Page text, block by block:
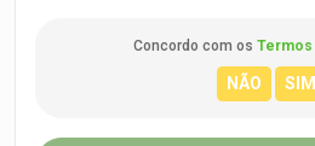
Concordo com os Termos